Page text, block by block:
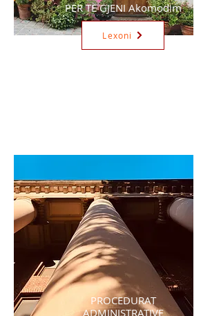
PËR TË GJENI Akomodim
Lexoni
PROCEDURAT
ADMINISTRATIVE